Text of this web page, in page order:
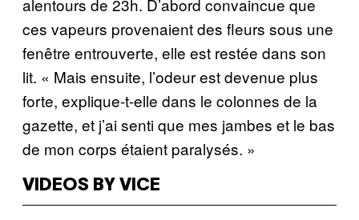
ces vapeurs provenaient des fleurs sous une
fenêtre entrouverte, elle est restée dans son
lit. « Mais ensuite, l’odeur est devenue plus
forte, explique-t-elle dans le colonnes de la
gazette, et j’ai senti que mes jambes et le bas
de mon corps étaient paralysés. »
VIDEOS BY VICE